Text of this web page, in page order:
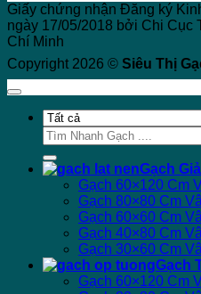
Giấy chứng nhận Đăng ký
ngày 17/05/2018 bởi Chi Cục
Chí Minh
Copyright 2026 © Siêu Thị
Tìm
kiếm:
Gạch
Gạch 60×120 Cm
Gạch 80×80 Cm
Gạch 60×60 Cm
Gạch 40×80 Cm
Gạch 30×60 Cm
Gạch
Gạch 60×120 Cm